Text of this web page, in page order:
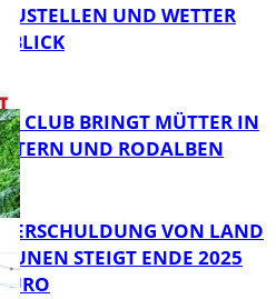
UND WETTER
BLICK
CLUB BRINGT MÜTTER IN
UND RODALBEN
VON LAND
STEIGT ENDE 2025